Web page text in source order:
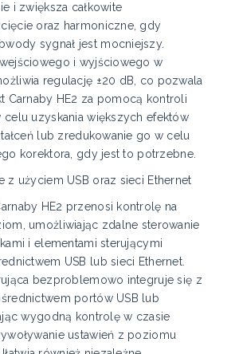
i zwiększa całkowite
oraz harmoniczne, gdy
sygnał jest mocniejszy.
i wyjściowego w
regulację ±20 dB, co pozwala
Carnaby HE2 za pomocą kontroli
uzyskania większych efektów
lub zredukowanie go w celu
korektora, gdy jest to potrzebne.
z użyciem USB oraz sieci Ethernet
HE2 przenosi kontrolę na
umożliwiając zdalne sterowanie
i elementami sterującymi
USB lub sieci Ethernet.
bezproblemowo integruje się z
portów USB lub
wygodną kontrolę w czasie
ustawień z poziomu